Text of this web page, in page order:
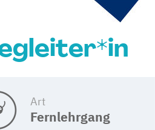
Art
Fernlehrgang